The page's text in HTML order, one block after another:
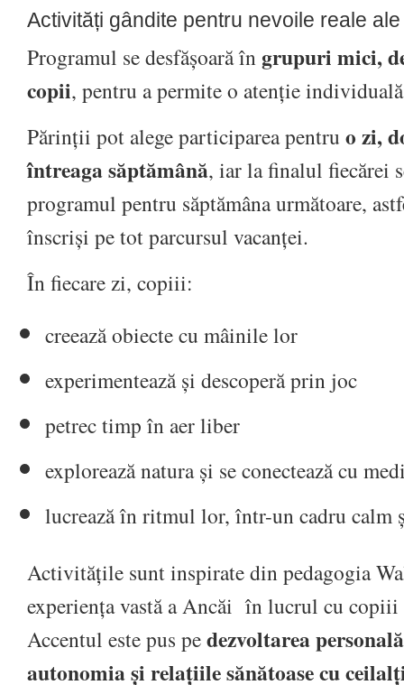
Activități gândite pentru nevoile reale
Programul se desfășoară în grupuri mici,
copii, pentru a permite o atenție
Părinții pot alege participarea pentru o zi,
întreaga săptămână, iar la finalul fiecărei
programul pentru săptămâna următoare,
înscriși pe tot parcursul vacanței.
În fiecare zi, copiii:
creează obiecte cu mâinile lor
experimentează și descoperă prin joc
petrec timp în aer liber
explorează natura și se conectează cu
lucrează în ritmul lor, într-un cadru calm
Activitățile sunt inspirate din pedagogia
experiența vastă a Ancăi în lucrul cu
Accentul este pus pedezvoltarea
autonomia și relațiile sănătoase cu